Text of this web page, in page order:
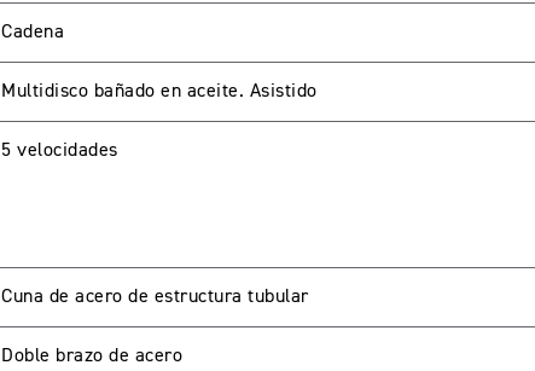
Cadena
Multidisco bañado en aceite. Asistido
5 velocidades
Cuna de acero de estructura tubular
Doble brazo de acero
Ingresa tu rut y password para acceder. Si